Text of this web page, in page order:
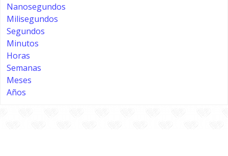
Nanosegundos
Milisegundos
Segundos
Minutos
Horas
Semanas
Meses
Años